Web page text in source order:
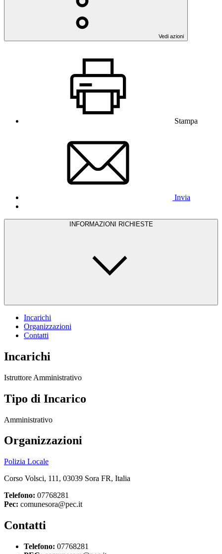
Vedi azioni
Stampa
Invia
INFORMAZIONI RICHIESTE
Incarichi
Organizzazioni
Contatti
Incarichi
Istruttore Amministrativo
Tipo di Incarico
Amministrativo
Organizzazioni
Polizia Locale
Corso Volsci, 111, 03039 Sora FR, Italia
Telefono: 07768281
Pec: comunesora@pec.it
Contatti
Telefono: 07768281